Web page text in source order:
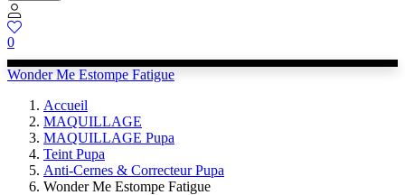
0
Wonder Me Estompe Fatigue
Accueil
MAQUILLAGE
MAQUILLAGE Pupa
Teint Pupa
Anti-Cernes & Correcteur Pupa
Wonder Me Estompe Fatigue